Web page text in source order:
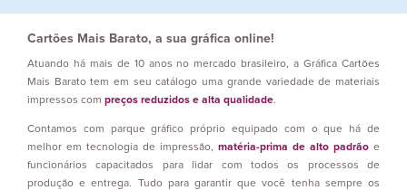
Cartões Mais Barato, a sua gráfica online!
Atuando há mais de 10 anos no mercado brasileiro, a Gráfica Cartões
Mais Barato tem em seu catálogo uma grande variedade de materiais
impressos com preços reduzidos e alta qualidade.
Contamos com parque gráfico próprio equipado com o que há de
melhor em tecnologia de impressão, matéria-prima de alto padrão e
funcionários capacitados para lidar com todos os processos de
produção e entrega. Tudo para garantir que você tenha sempre os